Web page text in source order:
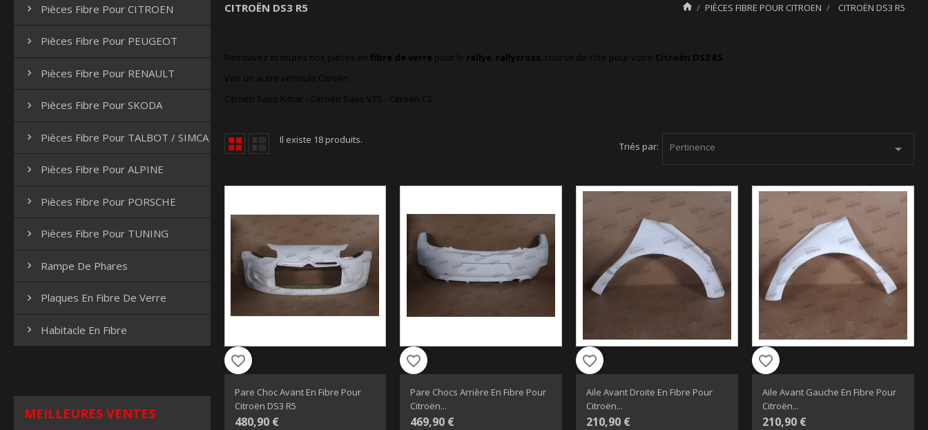
 Pièces Fibre Pour CITROEN
 Pièces Fibre Pour PEUGEOT
 Pièces Fibre Pour RENAULT
 Pièces Fibre Pour SKODA
 Pièces Fibre Pour TALBOT / SIMCA
 Pièces Fibre Pour ALPINE
 Pièces Fibre Pour PORSCHE
 Pièces Fibre Pour TUNING
 Rampe De Phares
 Plaques En Fibre De Verre
 Habitacle En Fibre
MEILLEURES VENTES
 PIÈCES FIBRE POUR CITROEN CITROËN DS3 R5
CITROËN DS3 R5
Retrouvez ici toutes nos pièces en fibre de verre pour le rallye, rallycross, course de côte pour votre Citroën DS3 R5
Voir un autre véhicule Citroën
Citroën Saxo Kitcar
Citroën Saxo VTS Citroën C2
Il existe 18 produits.
Triés par: Pertinence 
favorite_border
Pare Choc Avant En Fibre Pour
Citroën DS3 R5
480,90 €
favorite_border
Pare Chocs Arrière En Fibre Pour
Citroën...
469,90 €
favorite_border
Aile Avant Droite En Fibre Pour
Citroën...
210,90 €
favorite_border
Aile Avant Gauche En Fibre Pour
Citroën...
210,90 €